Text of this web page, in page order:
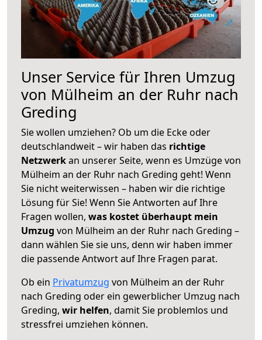
Unser Service für Ihren Umzug
von Mülheim an der Ruhr nach
Greding
Sie wollen umziehen? Ob um die Ecke oder
deutschlandweit – wir haben das richtige
Netzwerkan unserer Seite, wenn es Umzüge von
Mülheim an der Ruhr nach Greding geht! Wenn
Sie nicht weiterwissen – haben wir die richtige
Lösung für Sie! Wenn Sie Antworten auf Ihre
Fragen wollen, was kostet überhaupt mein
Umzug von Mülheim an der Ruhr nach Greding –
dann wählen Sie sie uns, denn wir haben immer
die passende Antwort auf Ihre Fragen parat.
Ob ein Privatumzug von Mülheim an der Ruhr
nach Greding oder ein gewerblicher Umzug nach
Greding, wir helfen, damit Sie problemlos und
stressfrei umziehen können.